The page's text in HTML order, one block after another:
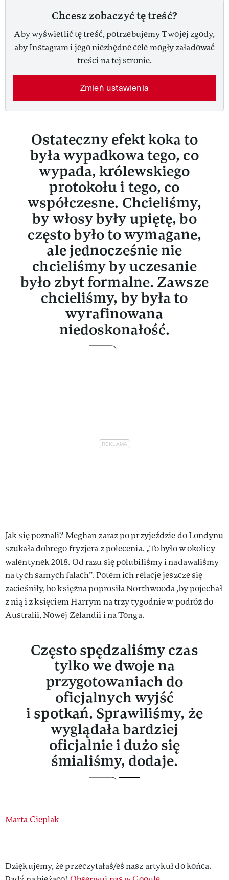
Chcesz zobaczyć tę treść?
Aby wyświetlić tę treść, potrzebujemy Twojej zgody,
aby Instagram i jego niezbędne cele mogły załadować
treści na tej stronie.
Zmień ustawienia
Ostateczny efekt koka to
była wypadkowa tego, co
wypada, królewskiego
protokołu i tego, co
współczesne. Chcieliśmy,
by włosy były upiętę, bo
często było to wymagane,
ale jednocześnie nie
chcieliśmy by uczesanie
było zbyt formalne. Zawsze
chcieliśmy, by była to
wyrafinowana
niedoskonałość.
Jak się poznali? Meghan zaraz po przyjeździe do Londynu
szukała dobrego fryzjera z polecenia. „To było w okolicy
walentynek 2018. Od razu się polubiliśmy i nadawaliśmy
na tych samych falach”. Potem ich relacje jeszcze się
zacieśniły, bo księżna poprosiła Northwooda ,by pojechał
z nią i z księciem Harrym na trzy tygodnie w podróż do
Australii, Nowej Zelandii i na Tonga.
Często spędzaliśmy czas
tylko we dwoje na
przygotowaniach do
oficjalnych wyjść
i spotkań. Sprawiliśmy, że
wyglądała bardziej
oficjalnie i dużo się
śmialiśmy, dodaje.
Authors
Marta Cieplak
Dziękujemy, że przeczytałaś/eś nasz artykuł do końca.